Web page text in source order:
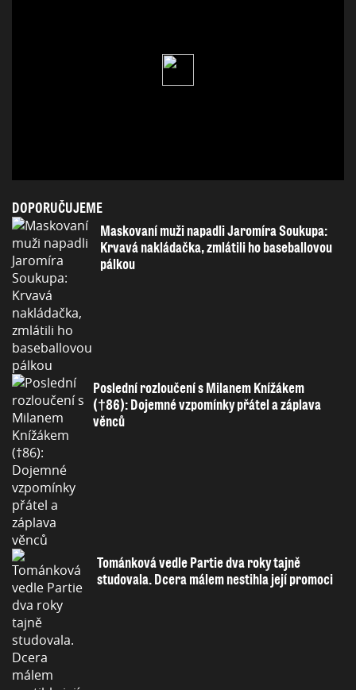
DOPORUČUJEME
Maskovaní muži napadli Jaromíra Soukupa:
Krvavá nakládačka, zmlátili ho baseballovou
pálkou
Poslední rozloučení s Milanem Knížákem
(†86): Dojemné vzpomínky přátel a záplava
věnců
Tománková vedle Partie dva roky tajně
studovala. Dcera málem nestihla její promoci